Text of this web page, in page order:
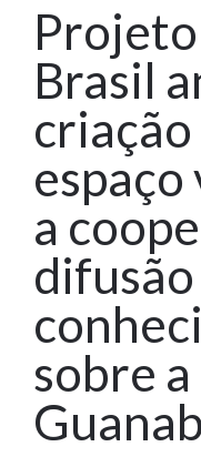
Brasil
criação
a
sobre